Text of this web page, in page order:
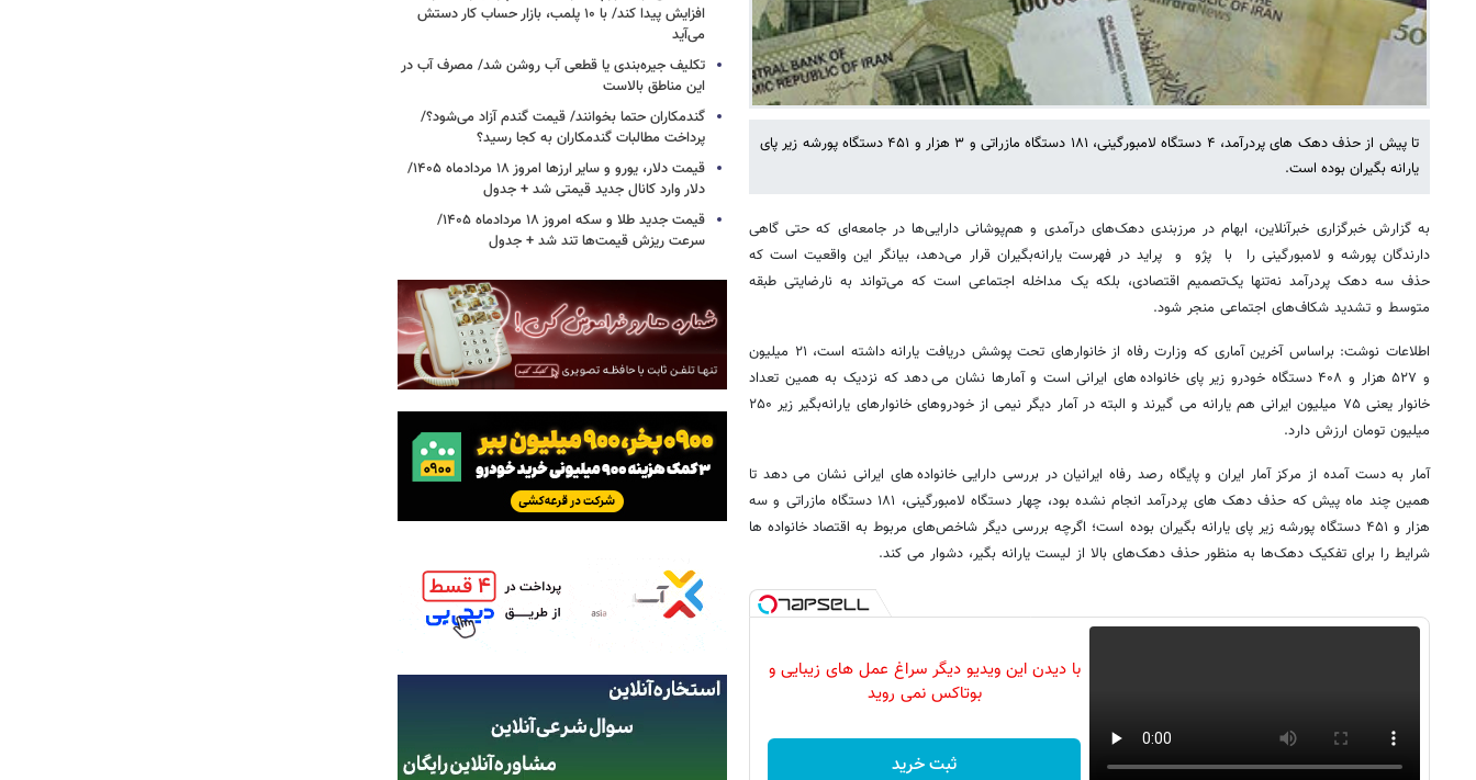
تا پیش از حذف دهک های پردرآمد، ۴ دستگاه لامبورگینی، ۱۸۱ دستگاه مازراتی و ۳ هزار و ۴۵۱ دستگاه پورشه زیر پای
یارانه بگیران بوده است.
به گزارش خبرگزاری خبرآنلاین، ابهام در مرزبندی دهک‌های درآمدی و هم‌پوشانی دارایی‌ها در جامعه‌ای که حتی گاهی
دارندگان پورشه و لامبورگینی را با پژو و پراید در فهرست یارانه‌بگیران قرار می‌دهد، بیانگر این واقعیت است که
حذف سه دهک پردرآمد نه‌تنها یک‌تصمیم اقتصادی، بلکه یک مداخله اجتماعی است که می‌تواند به نارضایتی طبقه
متوسط و تشدید شکاف‌های اجتماعی منجر شود.
اطلاعات نوشت: براساس آخرین آماری که وزارت رفاه از خانوارهای تحت پوشش دریافت یارانه داشته است، ۲۱ میلیون
و ۵۲۷ هزار و ۴۰۸ دستگاه خودرو زیر پای خانواده های ایرانی است و آمارها نشان می دهد که نزدیک به همین تعداد
خانوار یعنی ۷۵ میلیون ایرانی هم یارانه می گیرند و البته در آمار دیگر نیمی از خودروهای خانوارهای یارانه‌بگیر زیر ۲۵۰
میلیون تومان ارزش دارد.
آمار به دست آمده از مرکز آمار ایران و پایگاه رصد رفاه ایرانیان در بررسی دارایی خانواده های ایرانی نشان می دهد تا
همین چند ماه پیش که حذف دهک های پردرآمد انجام نشده بود، چهار دستگاه لامبورگینی، ۱۸۱ دستگاه مازراتی و سه
هزار و ۴۵۱ دستگاه پورشه زیر پای یارانه بگیران بوده است؛ اگرچه بررسی دیگر شاخص‌های مربوط به اقتصاد خانواده ها
شرایط را برای تفکیک دهک‌ها به منظور حذف دهک‌های بالا از لیست یارانه بگیر، دشوار می کند.
با دیدن این ویدیو دیگر سراغ عمل های زیبایی و
بوتاکس نمی روید
ثبت خرید
افزایش پیدا کند/ با ۱۰ پلمب، بازار حساب کار دستش
می‌آید
تکلیف جیره‌بندی یا قطعی آب روشن شد/ مصرف آب در
این مناطق بالاست
گندمکاران حتما بخوانند/ قیمت گندم آزاد می‌شود؟/
پرداخت مطالبات گندمکاران به کجا رسید؟
قیمت دلار، یورو و سایر ارزها امروز ۱۸ مردادماه ۱۴۰۵/
دلار وارد کانال جدید قیمتی شد + جدول
قیمت جدید طلا و سکه امروز ۱۸ مردادماه ۱۴۰۵/
سرعت ریزش قیمت‌ها تند شد + جدول